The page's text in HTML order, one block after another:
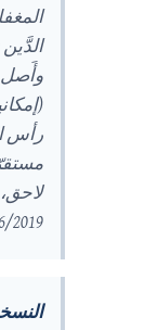
رأس
لاحق،
2019.